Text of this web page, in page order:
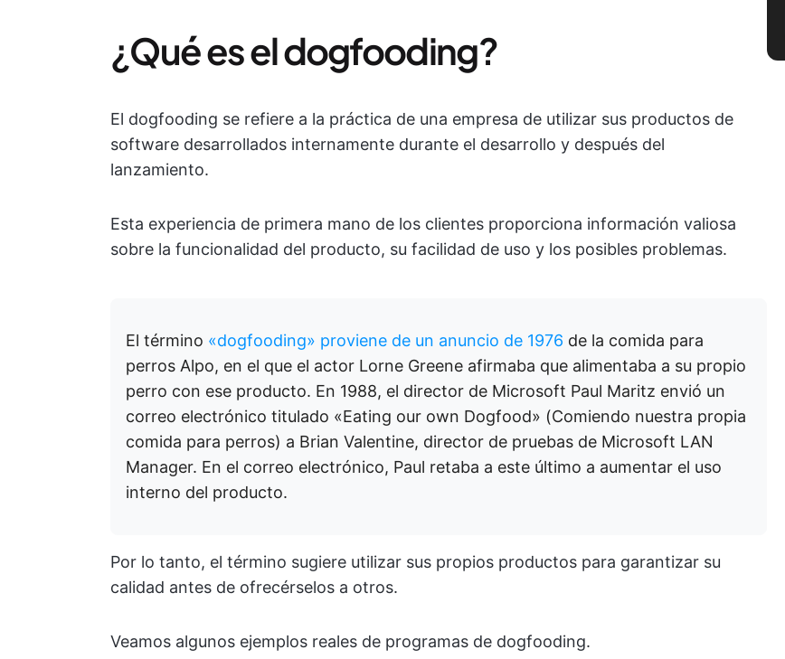
¿Qué es el dogfooding?
El dogfooding se refiere a la práctica de una empresa de utilizar sus productos de
software desarrollados internamente durante el desarrollo y después del
lanzamiento.
Esta experiencia de primera mano de los clientes proporciona información valiosa
sobre la funcionalidad del producto, su facilidad de uso y los posibles problemas.
El término «dogfooding» proviene de un anuncio de 1976 de la comida para
perros Alpo, en el que el actor Lorne Greene afirmaba que alimentaba a su propio
perro con ese producto. En 1988, el director de Microsoft Paul Maritz envió un
correo electrónico titulado «Eating our own Dogfood» (Comiendo nuestra propia
comida para perros) a Brian Valentine, director de pruebas de Microsoft LAN
Manager. En el correo electrónico, Paul retaba a este último a aumentar el uso
interno del producto.
Por lo tanto, el término sugiere utilizar sus propios productos para garantizar su
calidad antes de ofrecérselos a otros.
Veamos algunos ejemplos reales de programas de dogfooding.